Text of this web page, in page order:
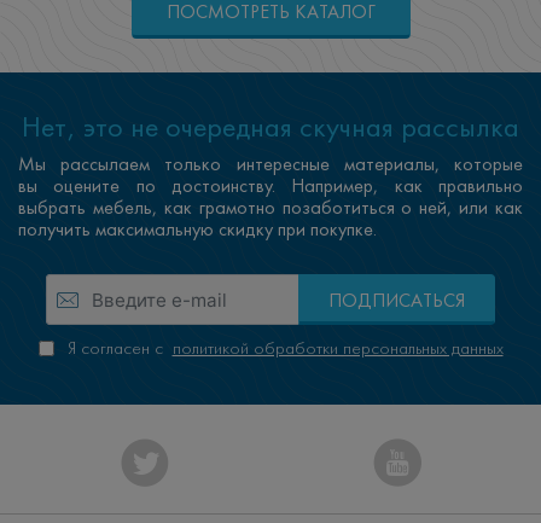
ПОСМОТРЕТЬ КАТАЛОГ
Нет, это не очередная скучная рассылка
Мы рассылаем только интересные материалы, которые
вы оцените по достоинству. Например, как правильно
выбрать мебель, как грамотно позаботиться о ней, или как
получить максимальную скидку при покупке.
ПОДПИСАТЬСЯ
Я согласен с политикой обработки персональных данных